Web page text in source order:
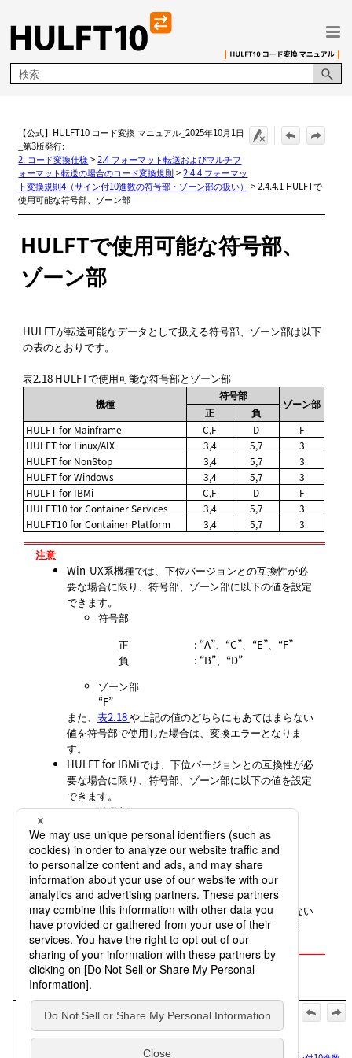
メイン コンテンツにスキップ
【公式】HULFT10 コード変換 マニュアル_2025年10月1日
_第3版発行:
2. コード変換仕様>2.4 フォーマット転送およびマルチフ
ォーマット転送の場合のコード変換規則>2.4.4 フォーマッ
ト変換規則4（サイン付10進数の符号部・ゾーン部の扱い）
>2.4.4.1 HULFTで
使用可能な符号部、ゾーン部
HULFTで使用可能な符号部、
ゾーン部
HULFTが転送可能なデータとして扱える符号部、ゾーン部は以下
の表のとおりです。
表2.18 HULFTで使用可能な符号部とゾーン部
機種
符号部
ゾーン部
正
負
HULFT for Mainframe
C,F D
F
HULFT for Linux/AIX
3,4 5,7
3
HULFT for NonStop
3,4 5,7
3
HULFT for Windows
3,4 5,7
3
HULFT for IBMi
C,F D
F
HULFT10 for Container Services
3,4 5,7
3
HULFT10 for Container Platform
3,4 5,7 3
注意
Win-UX系機種では、下位バージョンとの互換性が必
要な場合に限り、符号部、ゾーン部に以下の値を設定
できます。
符号部
正
: “A”、“C”、“E”、“F”
負
: “B”、“D”
ゾーン部
“F”
また、 表2.18や上記の値のどちらにもあてはまらない
値を符号部で使用した場合は、変換エラーとなりま
す。
HULFT for IBMiでは、下位バージョンとの互換性が必
要な場合に限り、符号部、ゾーン部に以下の値を設定
できます。
符号部
正
: “3”、“4”、“A”、“E”
負
: “5”、“7”、“B”
ゾーン部
“3”
また、 表2.18や上記の値のどちらにもあてはまらない
値を符号部で使用した場合は、変換エラーとなりま
す。
【公式】HULFT10 コード変換 マニュアル_2025年10月1日_第3
版発行:
2. コード変換仕様